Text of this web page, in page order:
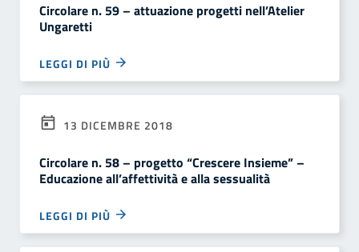
Circolare n. 59 – attuazione progetti nell’Atelier
Ungaretti
LEGGI DI PIÙ
13 DICEMBRE 2018
Circolare n. 58 – progetto “Crescere Insieme” –
Educazione all’affettività e alla sessualità
LEGGI DI PIÙ